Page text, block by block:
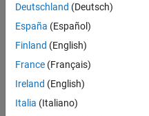
23 Ago
2023
1
Risposta
Aggiornato
9 Set 2024
Deutschland (Deutsch)
España (Español)
Finland (English)
France (Français)
Ireland (English)
Italia (Italiano)